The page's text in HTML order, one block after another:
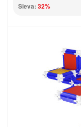
Sleva: 32%